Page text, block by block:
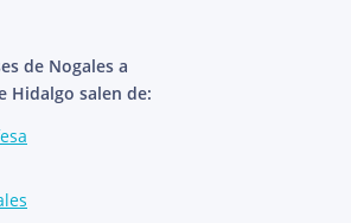
de Nogales a
Hidalgo salen de: